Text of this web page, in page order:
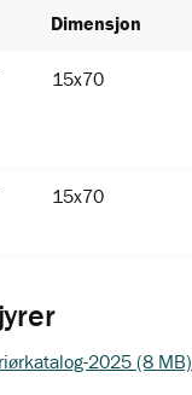
Dimensjon
15x70
15x70
2025 (8 MB)